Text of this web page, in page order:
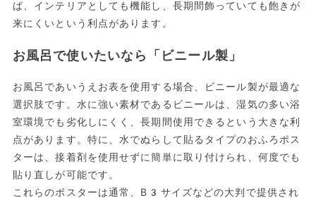
ば、インテリアとしても機能し、長期間飾っていても飽きが
来にくいという利点があります。
お風呂で使いたいなら「ビニール製」
お風呂であいうえお表を使用する場合、ビニール製が最適な
選択肢です。水に強い素材であるビニールは、湿気の多い浴
室環境でも劣化しにくく、長期間使用できるという大きな利
点があります。特に、水でぬらして貼るタイプのおふろポス
ターは、接着剤を使用せずに簡単に取り付けられ、何度でも
貼り直しが可能です。
これらのポスターは通常、B3サイズなどの大判で提供され